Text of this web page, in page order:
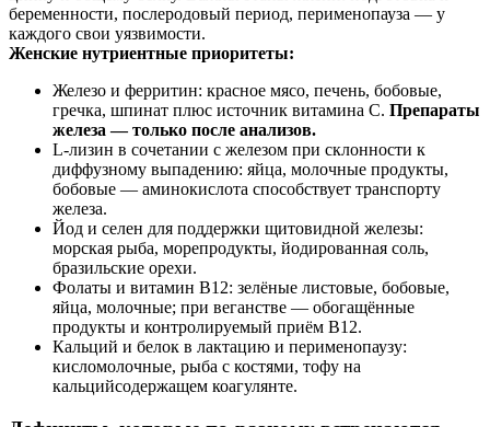
беременности, послеродовый период, перименопауза — у
каждого свои уязвимости.
Женские нутриентные приоритеты:
Железо и ферритин: красное мясо, печень, бобовые,
гречка, шпинат плюс источник витамина C. Препараты
железа — только после анализов.
L‑лизин в сочетании с железом при склонности к
диффузному выпадению: яйца, молочные продукты,
бобовые — аминокислота способствует транспорту
железа.
Йод и селен для поддержки щитовидной железы:
морская рыба, морепродукты, йодированная соль,
бразильские орехи.
Фолаты и витамин B12: зелёные листовые, бобовые,
яйца, молочные; при веганстве — обогащённые
продукты и контролируемый приём B12.
Кальций и белок в лактацию и перименопаузу:
кисломолочные, рыба с костями, тофу на
кальцийсодержащем коагулянте.